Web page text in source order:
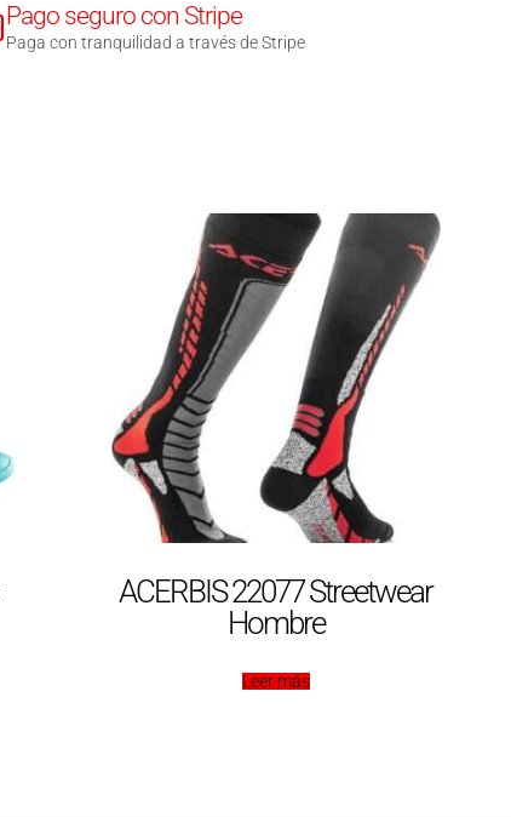
Pago seguro con Stripe
Paga con tranquilidad a través de Stripe
ACERBIS 22077 Streetwear
Hombre
Leer más